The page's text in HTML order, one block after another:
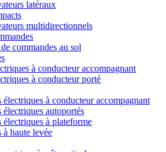
latéraux
multidirectionnels
commandes au sol
à conducteur accompagnant
à conducteur porté
électriques à conducteur accompagnant
électriques autoportés
électriques à plateforme
à haute levée